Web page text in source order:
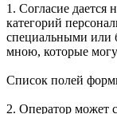
1. Согласие дается
категорий
специальными или
мною, которые
Список полей
2. Оператор может